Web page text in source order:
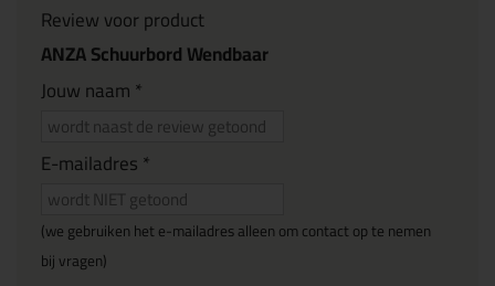
Review voor product
ANZA Schuurbord Wendbaar
Jouw naam *
E-mailadres *
(we gebruiken het e-mailadres alleen om contact op te nemen
bij vragen)